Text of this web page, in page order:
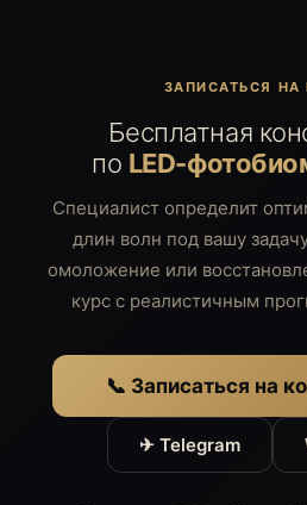
ЗАПИСАТЬСЯ НА
Бесплатная
по LED-
Специалист определит
длин волн под вашу
омоложение или
курс с реалистичным
📞 Записаться на
✈ Telegram